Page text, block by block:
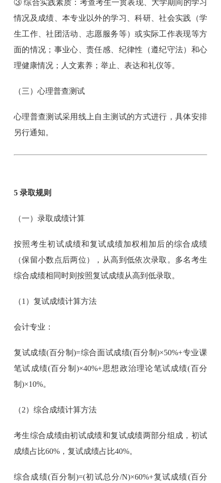
③ 综合实践素质：考查考生一贯表现、大学期间的学习
情况及成绩、本专业以外的学习、科研、社会实践（学
生工作、社团活动、志愿服务等）或实际工作表现等方
面的情况；事业心、责任感、纪律性（遵纪守法）和心
理健康情况；人文素养；举止、表达和礼仪等。
（三）心理普查测试
心理普查测试采用线上自主测试的方式进行，具体安排
另行通知。
5 录取规则
（一）录取成绩计算
按照考生初试成绩和复试成绩加权相加后的综合成绩
（保留小数点后两位），从高到低依次录取。多名考生
综合成绩相同时则按照复试成绩从高到低录取。
（1）复试成绩计算方法
会计专业：
复试成绩(百分制)=综合面试成绩(百分制)×50%+专业课
笔试成绩(百分制)×40%+思想政治理论笔试成绩(百分
制)×10%。
（2）综合成绩计算方法
考生综合成绩由初试成绩和复试成绩两部分组成，初试
成绩占比60%，复试成绩占比40%。
综合成绩(百分制)=(初试总分/N)×60%+复试成绩(百分